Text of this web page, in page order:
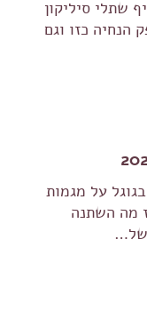
שתלי סיליקון
הנחיה כזו וגם
על מגמות
מה השתנה